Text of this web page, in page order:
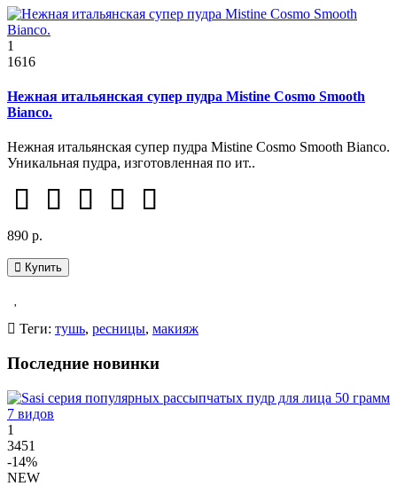
1
1616
Нежная итальянская супер пудра Mistine Cosmo Smooth
Bianco.
Нежная итальянская супер пудра Mistine Cosmo Smooth Bianco.
Уникальная пудра, изготовленная по ит..
890 р.
Купить
Теги: тушь, ресницы, макияж
Последние новинки
1
3451
-14%
NEW